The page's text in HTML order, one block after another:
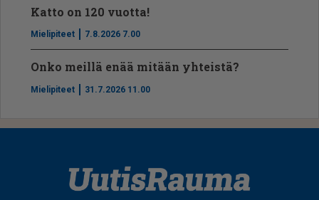
Katto on 120 vuotta!
Mielipiteet 7.8.2026 7.00
Onko meillä enää mitään yhteistä?
Mielipiteet 31.7.2026 11.00